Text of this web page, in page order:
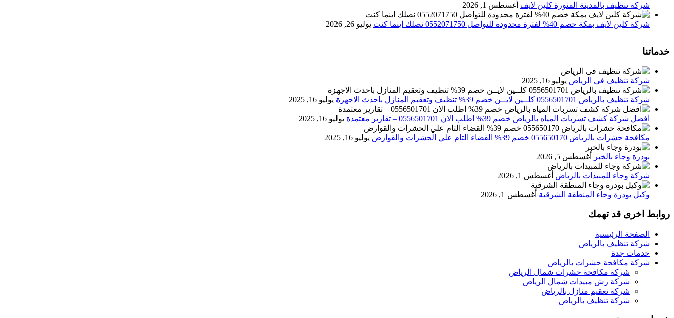
شركة تنظيف بالمدينة المنورة كلين لايف أغسطس 1, 2026
شركة كلين لايف بمكة خصم 40% لفترة محدودة للتواصل 0552071750 نصلك اينما كنت يوليو 26, 2026
خدماتنا
شركة تنظيف فى الرياض يوليو 16, 2025
شركة تنظيف بالرياض 0556501701 كلــين لايــن خصم 39% تنظيف وتعقيم المنازل باحدث الاجهزة يوليو 16, 2025
افضل شركة كشف تسربات المياه بالرياض خصم 39% اطلب الان 0556501701‬‏ – تقارير معتمدة يوليو 16, 2025
مكافحة حشرات بالرياض 055650170 خصم 39% القضاء التام علي الحشرات والقوارض يوليو 16, 2025
بودرة وجاء بالخبر أغسطس 5, 2026
شركة وجاء للمبيدات بالرياض أغسطس 1, 2026
وكيل بودرة وجاء المنطقة الشرقية أغسطس 1, 2026
روابط اخرى قد تهمك
الصفحة الرئيسية
شركة تنظيف بالرياض
خدمات جدة
شركة مكافحة حشرات بالرياض
شركة مكافحة حشرات شمال الرياض
شركة رش مبيدات شمال الرياض
شركة تعقيم منازل بالرياض
شركة تنظيف بالرياض